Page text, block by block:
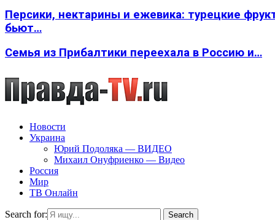
Персики, нектарины и ежевика: турецкие
бьют…
Семья из Прибалтики переехала в Россию и…
Новости
Украина
Юрий Подоляка — ВИДЕО
Михаил Онуфриенко — Видео
Россия
Мир
ТВ Онлайн
Search for:
Search